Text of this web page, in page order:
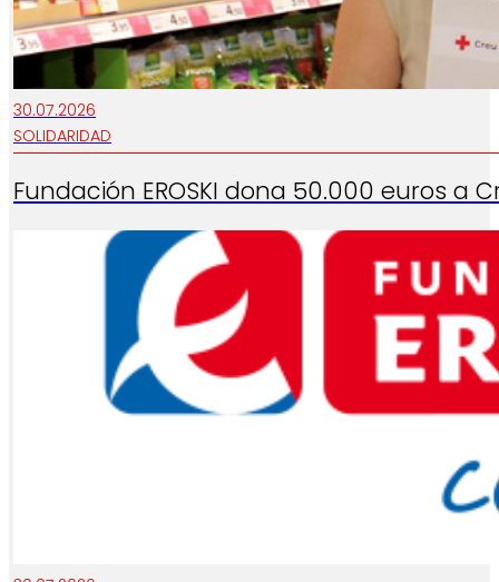
30.07.2026
SOLIDARIDAD
Fundación EROSKI dona 50.000 euros a